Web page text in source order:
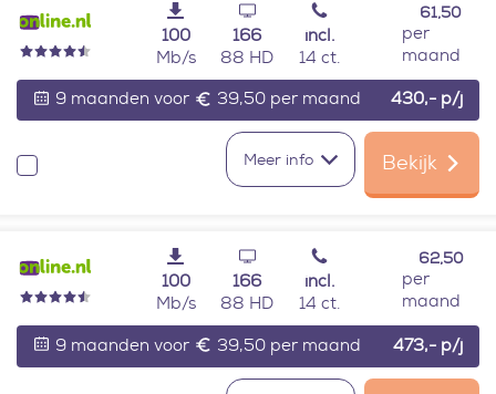
100
Mb/s
166
88 HD
incl.
14 ct.
61,50
per
maand
9 maanden voor
39,50 per maand 430,- p/j
Meer info Bekijk
100
Mb/s
166
88 HD
incl.
14 ct.
62,50
per
maand
9 maanden voor
39,50 per maand 473,- p/j